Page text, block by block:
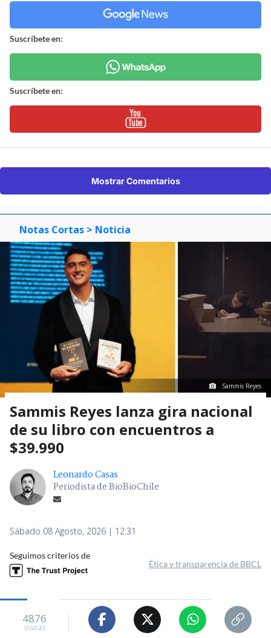
Suscríbete en:
Suscríbete en:
Mostrar Comentarios
Notas Cortas > Noticia
Sammis Reyes
Sammis Reyes lanza gira nacional
de su libro con encuentros a
$39.990
Leonardo Casas
Periodista de BioBioChile
Sábado 08 Agosto, 2026 | 12:31
Seguimos criterios de
Ética y transparencia de BBCL
4876
visitas